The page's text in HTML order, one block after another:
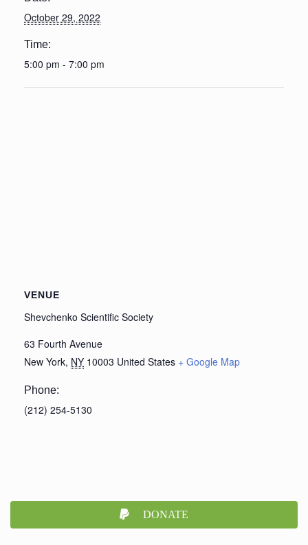
October 29, 2022
Time:
5:00 pm - 7:00 pm
VENUE
Shevchenko Scientific Society
63 Fourth Avenue
New York, NY 10003 United States + Google Map
Phone:
(212) 254-5130
DONATE